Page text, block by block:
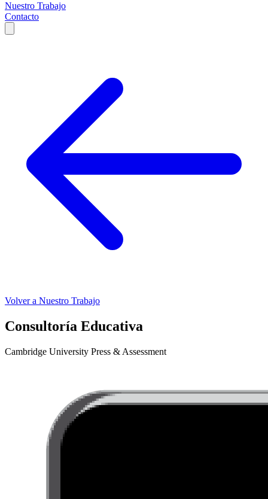
Nuestro Trabajo
Contacto
Volver a Nuestro Trabajo
Consultoría Educativa
Cambridge University Press & Assessment